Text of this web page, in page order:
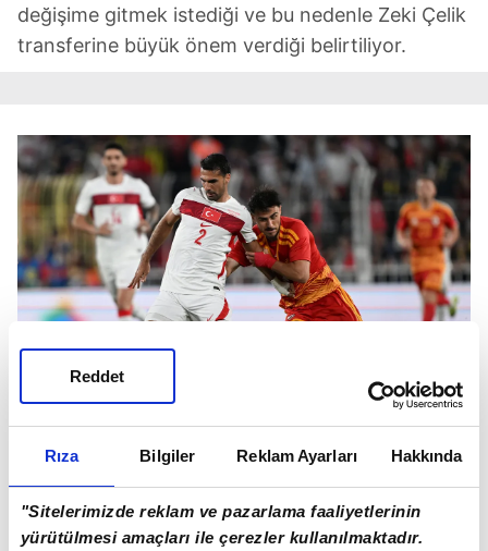
Rıza Bilgiler Reklam Ayarları Hakkında
"Sitelerimizde reklam ve pazarlama faaliyetlerinin
yürütülmesi amaçları ile çerezler kullanılmaktadır.
Reddet
değişime gitmek istediği ve bu nedenle Zeki Çelik
transferine büyük önem verdiği belirtiliyor.
Zeki Çelik'in Roma'da kalma ihtimali de yüksek
SEMEDO İLE DEVAM EDİLMEYECEK İDDİASI